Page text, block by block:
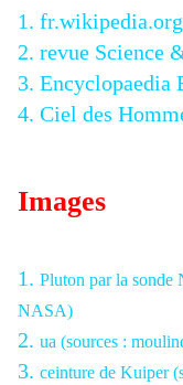
1. fr.wikipedia.org
2. revue Science
3. Encyclopaedia
4. Ciel des
Images
1. Pluton par la sonde
NASA)
2. ua (sources :
3. ceinture de Kuiper